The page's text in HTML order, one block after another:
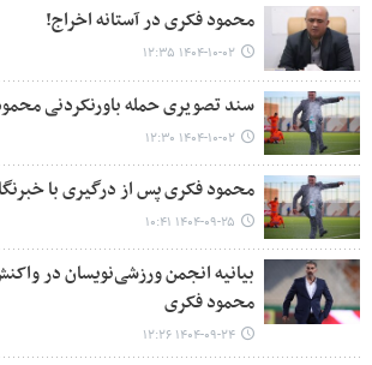
محمود فکری در آستانه اخراج!
۱۴۰۴-۱۰-۰۲ ۱۲:۳۵
سند تصویری حمله باورنکردنی
۱۴۰۴-۱۰-۰۲ ۱۲:۳۰
محمود فکری پس از درگیری با
۱۴۰۴-۰۹-۲۵ ۱۰:۴۱
بیانیه انجمن ورزشی‌نویسان در
محمود فکری
۱۴۰۴-۰۹-۲۴ ۱۲:۲۶